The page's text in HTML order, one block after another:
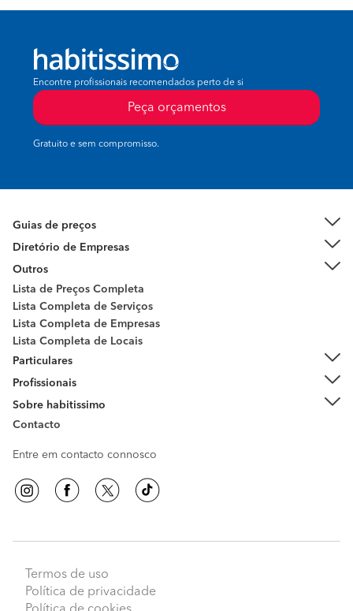
Encontre profissionais recomendados perto de si
Peça orçamentos
Gratuito e sem compromisso.
Guias de preços
Diretório de Empresas
Outros
Lista de Preços Completa
Lista Completa de Serviços
Lista Completa de Empresas
Lista Completa de Locais
Particulares
Profissionais
Sobre habitissimo
Contacto
Entre em contacto connosco
Termos de uso
Política de privacidade